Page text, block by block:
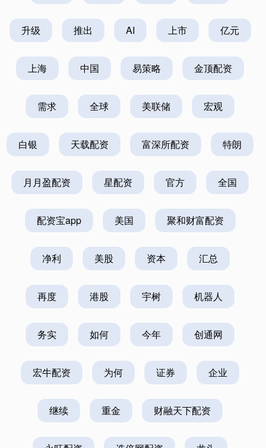
升级 推出 AI 上市 亿元
上海 中国 易策略 金顶配资
需求 全球 美联储 宏观
白银 天载配资 富深所配资 特朗
月月盈配资 星配资 官方 全国
配资宝app 美国 聚和财富配资
净利 美股 资本 汇总
再度 港股 宇树 机器人
务实 如何 今年 创通网
宏牛配资 为何 证券 企业
继续 重金 财融天下配资